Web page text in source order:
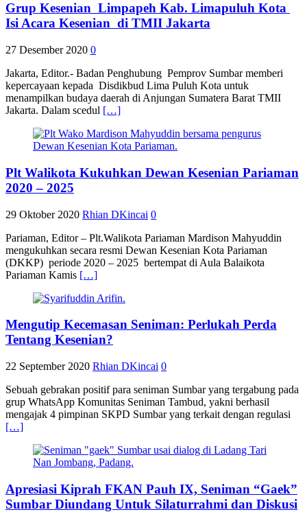
Grup Kesenian Limpapeh Kab. Limapuluh Kota
Isi Acara Kesenian di TMII Jakarta
27 Desember 2020 0
Jakarta, Editor.- Badan Penghubung Pemprov Sumbar memberi
kepercayaan kepada Disdikbud Lima Puluh Kota untuk
menampilkan budaya daerah di Anjungan Sumatera Barat TMII
Jakarta. Dalam scedul […]
Plt Walikota Kukuhkan Dewan Kesenian Pariaman
2020 – 2025
29 Oktober 2020 Rhian DKincai 0
Pariaman, Editor – Plt.Walikota Pariaman Mardison Mahyuddin
mengukuhkan secara resmi Dewan Kesenian Kota Pariaman
(DKKP) periode 2020 – 2025 bertempat di Aula Balaikota
Pariaman Kamis […]
Mengutip Kecemasan Seniman: Perlukah Perda
Tentang Kesenian?
22 September 2020 Rhian DKincai 0
Sebuah gebrakan positif para seniman Sumbar yang tergabung pada
grup WhatsApp Komunitas Seniman Tambud, yakni berhasil
mengajak 4 pimpinan SKPD Sumbar yang terkait dengan regulasi
[…]
Apresiasi Kiprah FKAN Pauh IX, Seniman “Gaek”
Sumbar Diundang Untuk Silaturrahmi dan Diskusi